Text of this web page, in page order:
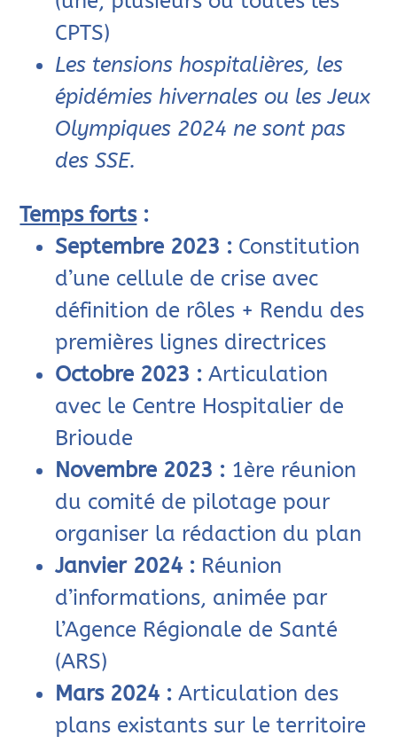
CPTS)
Les tensions hospitalières, les
épidémies hivernales ou les Jeux
Olympiques 2024 ne sont pas
des SSE.
Temps forts:
Septembre 2023 : Constitution
d’une cellule de crise avec
définition de rôles + Rendu des
premières lignes directrices
Octobre 2023 : Articulation
avec le Centre Hospitalier de
Brioude
Novembre 2023 : 1ère réunion
du comité de pilotage pour
organiser la rédaction du plan
Janvier 2024 : Réunion
d’informations, animée par
l’Agence Régionale de Santé
(ARS)
Mars 2024 : Articulation des
plans existants sur le territoire